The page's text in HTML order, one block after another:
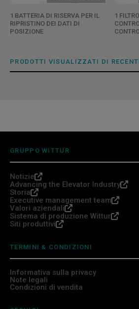
1 BATTERIA DI RISERVA PER IL
RIPRISTINO DEI DATI DI
POSIZIONE
1
PRODOTTI VISUALIZZATI DI
GRUPPO WITTUR
Notizie
Advancing the Elevator Industry
Storia
Executive management team
Valori aziendali
Sistema di produzione Wittur
Siti produttivi
TERMINI & CONDIZIONI
Informativa sulla privacy
Note legali
Condizioni di vendita